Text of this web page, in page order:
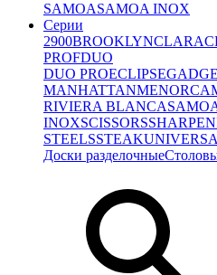
SAMOASAMOA INOX
Серии
2900BROOKLYNCLARA
PROFDUO
DUO PROECLIPSE
MANHATTANMENORCA
RIVIERA BLANCA
INOXSCISSORS
STEELSSTEAK
Доски разделочные